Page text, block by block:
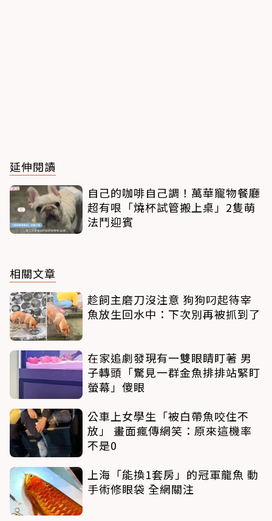
延伸閱讀
自己的咖啡自己調！萬華寵物餐廳
超有哏「燒杯試管搬上桌」2隻萌
法鬥迎賓
相關文章
趁飼主磨刀沒注意 狗狗叼起待宰
魚放生回水中：下次別再被抓到了
在家追劇發現有一雙眼睛盯著 男
子轉頭「驚見一群金魚排排站緊盯
螢幕」傻眼
公車上女學生「被白帶魚咬住不
放」 畫面瘋傳網笑：原來這機率
不是0
上海「能換1套房」的冠軍龍魚 動
手術修眼袋 全網關注